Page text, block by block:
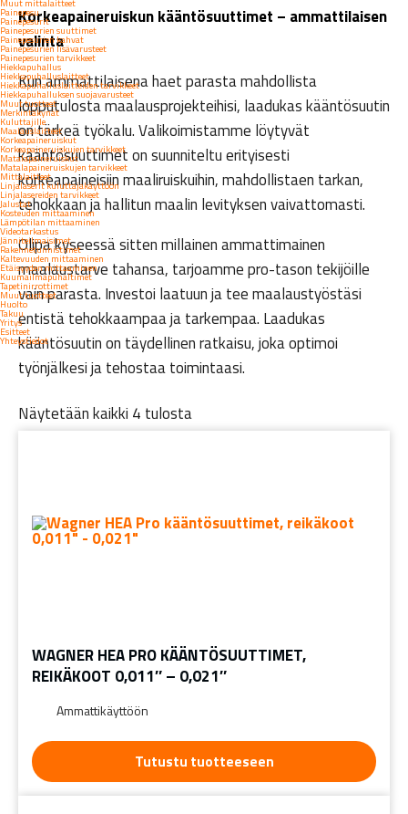
Painepesu
Painepesurit
Painepesurien suuttimet
Painepesurien kahvat
Painepesurien lisävarusteet
Painepesurien tarvikkeet
Hiekkapuhallus
Hiekkapuhalluslaitteet
Hiekkapuhalluslaitteiden tarvikkeet
Hiekkapuhalluksen suojavarusteet
Muut tuotteet
Merkintäkynät
Kuluttajille
Maalauslaitteet
Korkeapaineruiskut
Korkeapaineruiskujen tarvikkeet
Matalapaineruiskut
Matalapaineruiskujen tarvikkeet
Mittalaitteet
Linjalaserit kuluttajakäyttöön
Linjalasereiden tarvikkeet
Jalustat
Kosteuden mittaaminen
Lämpötilan mittaaminen
Videotarkastus
Jänniteilmaisimet
Rakennetunnistimet
Kaltevuuden mittaaminen
Etäisyyden mittaaminen
Kuumailmapuhaltimet
Tapetinirrottimet
Muut tuotteet
Huolto
Takuu
Yritys
Esitteet
Yhteystiedot
Korkeapaineruiskun kääntösuuttimet – ammattilaisen
valinta
Kun ammattilaisena haet parasta mahdollista
lopputulosta maalausprojekteihisi, laadukas kääntösuutin
on tärkeä työkalu. Valikoimistamme löytyvät
kääntösuuttimet on suunniteltu erityisesti
korkeapaineisiin maaliruiskuihin, mahdollistaen tarkan,
tehokkaan ja hallitun maalin levityksen vaivattomasti.
Olipa kyseessä sitten millainen ammattimainen
maalaustarve tahansa, tarjoamme pro-tason tekijöille
vain parasta. Investoi laatuun ja tee maalaustyöstäsi
entistä tehokkaampaa ja tarkempaa. Laadukas
kääntösuutin on täydellinen ratkaisu, joka optimoi
työnjälkesi ja tehostaa toimintaasi.
Näytetään kaikki 4 tulosta
WAGNER HEA PRO KÄÄNTÖSUUTTIMET,
REIKÄKOOT 0,011″ – 0,021″
Ammattikäyttöön
Tutustu tuotteeseen